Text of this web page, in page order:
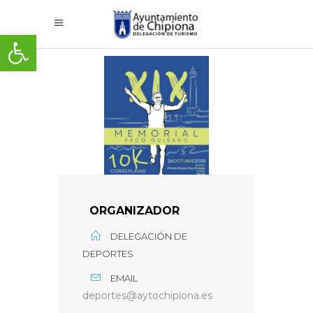
Abrir barra de herramientas
ORGANIZADOR
DELEGACIÓN DE
DEPORTES
EMAIL
deportes@aytochipiona.es